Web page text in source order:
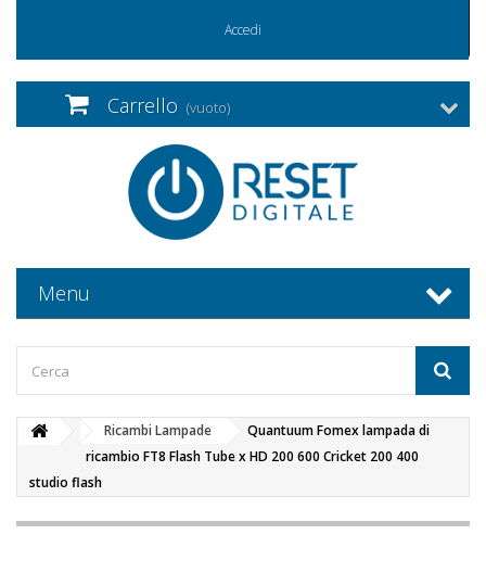
Accedi
Carrello (vuoto)
Menu
Ricambi Lampade
Quantuum Fomex lampada di
ricambio FT8 Flash Tube x HD 200 600 Cricket 200 400
studio flash